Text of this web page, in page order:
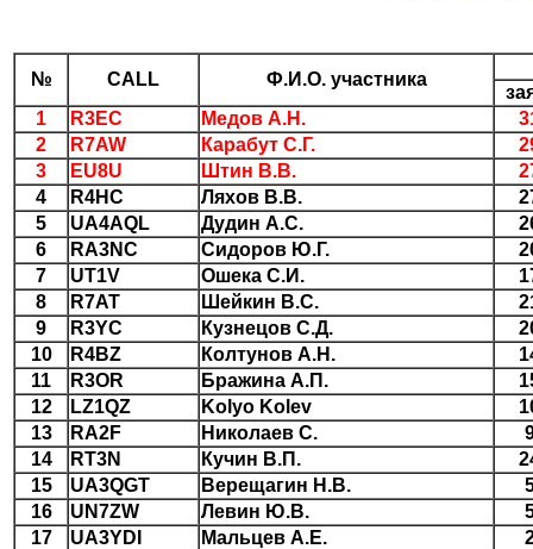
№ CALL Ф.И.О. участника
1
R3EC Медов А.Н.
2
R7AW Карабут С.Г.
3
EU8U Штин В.В.
4
R4HC Ляхов В.В.
5
UA4AQL Дудин А.С.
6
RA3NC Сидоров Ю.Г.
7
UT1V Ошека С.И.
8
R7AT Шейкин В.С.
9
R3YC Кузнецов С.Д.
10
R4BZ Колтунов А.Н.
11
R3OR Бражина А.П.
12
LZ1QZ Kolyo Kolev
13
RA2F Николаев С.
14
RT3N Кучин В.П.
15
UA3QGT Верещагин Н.В.
16
UN7ZW Левин Ю.В.
17
UA3YDI Мальцев А.Е.